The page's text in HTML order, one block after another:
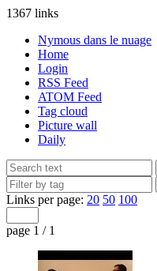
1367 links
Nymous dans le nuage
Home
Login
RSS Feed
ATOM Feed
Tag cloud
Picture wall
Daily
Links per page: 20 50 100
page 1 / 1